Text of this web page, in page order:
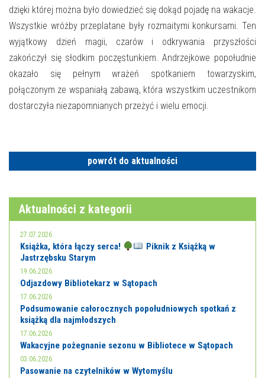
dzięki której można było dowiedzieć się dokąd pojadę na wakacje.
Wszystkie wróżby przeplatane były rozmaitymi konkursami. Ten
wyjątkowy dzień magii, czarów i odkrywania przyszłości
zakończył się słodkim poczęstunkiem. Andrzejkowe popołudnie
okazało się pełnym wrażeń spotkaniem towarzyskim,
połączonym ze wspaniałą zabawą, która wszystkim uczestnikom
dostarczyła niezapomnianych przeżyć i wielu emocji.
powrót do aktualności
Aktualności z kategorii
27.07.2026
Książka, która łączy serca!
Piknik z Książką w
Jastrzębsku Starym
19.06.2026
Odjazdowy Bibliotekarz w Sątopach
17.06.2026
Podsumowanie całorocznych popołudniowych spotkań z
książką dla najmłodszych
17.06.2026
Wakacyjne pożegnanie sezonu w Bibliotece w Sątopach
03.06.2026
Pasowanie na czytelników w Wytomyślu